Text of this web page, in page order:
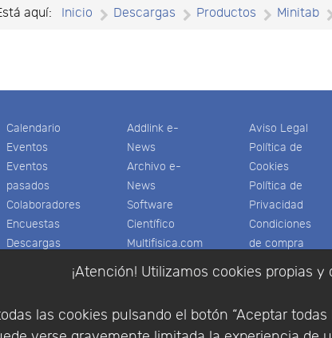
¡Atención! Utilizamos cookies propias
las cookies pulsando el botón “Aceptar
aquí: Inicio Descargas Productos Minitab
Calendario
Eventos
Eventos
pasados
Colaboradores
Encuestas
Descargas
Addlink e-
News
Archivo e-
News
Software
Científico
Multifisica.com
Aviso Legal
Política de
Cookies
Política de
Privacidad
Condiciones
de compra
Registrarse